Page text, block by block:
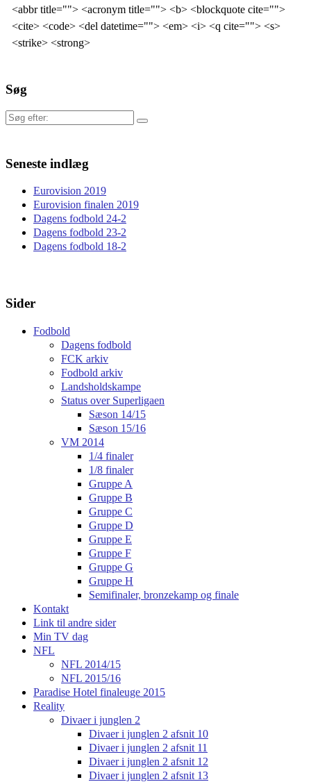
<abbr title=""> <acronym title=""> <b> <blockquote cite="">
<cite> <code> <del datetime=""> <em> <i> <q cite=""> <s>
<strike> <strong>
Søg
Søg
Seneste indlæg
Eurovision 2019
Eurovision finalen 2019
Dagens fodbold 24-2
Dagens fodbold 23-2
Dagens fodbold 18-2
Sider
Fodbold
Dagens fodbold
FCK arkiv
Fodbold arkiv
Landsholdskampe
Status over Superligaen
Sæson 14/15
Sæson 15/16
VM 2014
1/4 finaler
1/8 finaler
Gruppe A
Gruppe B
Gruppe C
Gruppe D
Gruppe E
Gruppe F
Gruppe G
Gruppe H
Semifinaler, bronzekamp og finale
Kontakt
Link til andre sider
Min TV dag
NFL
NFL 2014/15
NFL 2015/16
Paradise Hotel finaleuge 2015
Reality
Divaer i junglen 2
Divaer i junglen 2 afsnit 10
Divaer i junglen 2 afsnit 11
Divaer i junglen 2 afsnit 12
Divaer i junglen 2 afsnit 13